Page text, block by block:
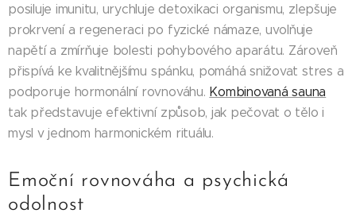
posiluje imunitu, urychluje detoxikaci organismu, zlepšuje
prokrvení a regeneraci po fyzické námaze, uvolňuje
napětí a zmírňuje bolesti pohybového aparátu. Zároveň
přispívá ke kvalitnějšímu spánku, pomáhá snižovat stres a
podporuje hormonální rovnováhu. Kombinovaná sauna
tak představuje efektivní způsob, jak pečovat o tělo i
mysl v jednom harmonickém rituálu.
Emoční rovnováha a psychická
odolnost